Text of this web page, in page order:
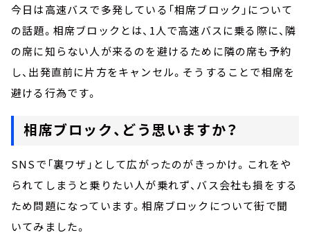
今日は高速バスで多発している「相席ブロック」について
の話題。相席ブロックとは、1人で高速バスに乗る際に、隣
の席に知らない人が来るのを避けるために隣の席も予約
し、出発直前に片方をキャンセル。そうすることで相席を
避ける行為です。
相席ブロック、どう思いますか？
SNSで「裏ワザ」として広がったのがきっかけ。これをや
られてしまうと乗りたい人が乗れず、バス会社も損をする
ため問題になっています。相席ブロックについて街で聞
いてみました。